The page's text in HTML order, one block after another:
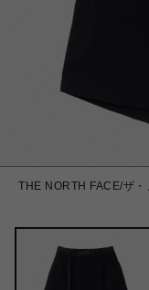
THE NORTH FACE/ザ